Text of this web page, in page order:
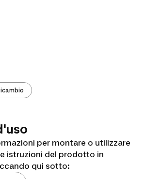
per montare o utilizzare
istruzioni del prodotto in
qui sotto: